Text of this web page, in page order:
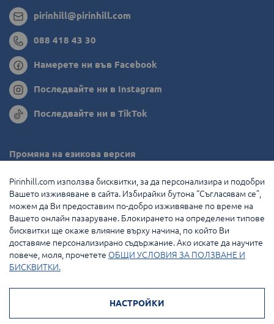
pirinhill@pirinhill.com
088 418 43 30
Намерете ни във Facebook
Последвайте ни в Instagram
Последвайте ни в TikTok
Промяна на езикова версия
Румъния
Гърция
Нидерландия
Франция
Начини на плащане:
Pirinhill.com използва бисквитки, за да персонализира и подобри
Вашето изживяване в сайта. Избирайки бутона “Съгласявам се”,
можем да Ви предоставим по-добро изживяване по време на
Вашето онлайн пазаруване. Блокирането на определени типове
бисквитки ще окаже влияние върху начина, по който Ви
доставяме персонализирано съдържание. Ако искате да научите
повече, моля, прочетете ОБЩИ УСЛОВИЯ ЗА ПОЛЗВАНЕ И
БИСКВИТКИ.
НАСТРОЙКИ